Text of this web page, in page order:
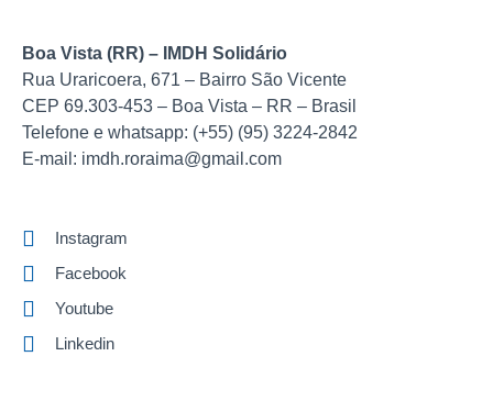
Boa Vista (RR) – IMDH Solidário
Rua Uraricoera, 671 – Bairro São Vicente
CEP 69.303-453 – Boa Vista – RR – Brasil
Telefone e whatsapp: (+55) (95) 3224-2842
E-mail: imdh.roraima@gmail.com
Instagram
Facebook
Youtube
Linkedin